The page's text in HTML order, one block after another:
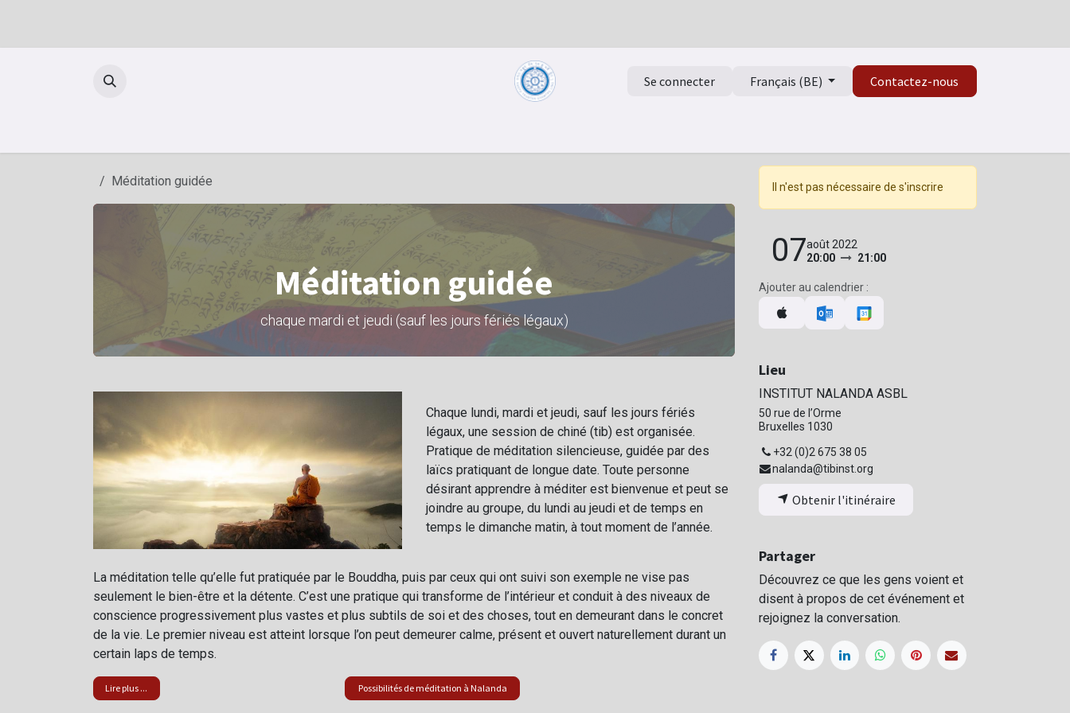
Se connecter
Français (BE) Contactez-nous
Méditation guidée
Méditation guidée
chaque mardi et jeudi (sauf les jours fériés légaux)
Chaque lundi, mardi et jeudi, sauf les jours fériés
légaux, une session de chiné (tib) est organisée.
Pratique de méditation silencieuse, guidée par des
laïcs pratiquant de longue date. Toute personne
désirant apprendre à méditer est bienvenue et peut se
joindre au groupe, du lundi au jeudi et de temps en
temps le dimanche matin, à tout moment de l’année.
La méditation telle qu’elle fut pratiquée par le Bouddha, puis par ceux qui ont suivi son exemple ne vise pas
seulement le bien-être et la détente. C’est une pratique qui transforme de l’intérieur et conduit à des niveaux de
conscience progressivement plus vastes et plus subtils de soi et des choses, tout en demeurant dans le concret
de la vie. Le premier niveau est atteint lorsque l’on peut demeurer calme, présent et ouvert naturellement durant un
certain laps de temps.
Lire plus ... Possibilités de méditation à Nalanda
Il n'est pas nécessaire de s'inscrire
07août 2022
20:00
21:00
Ajouter au calendrier :
Lieu
INSTITUT NALANDA ASBL
50 rue de l’Orme
Bruxelles 1030
+32 (0)2 675 38 05
nalanda@tibinst.org
Obtenir l'itinéraire
Partager
Découvrez ce que les gens voient et
disent à propos de cet événement et
rejoignez la conversation.